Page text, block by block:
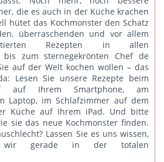
die es auch in der Küche krachen
hütet das Kochmonster den Schatz
überraschenden und vor allem
Rezepten in allen
bis zum sternegekrönten Chef de
auf der Welt kochen wollen – das
Lesen Sie unsere Rezepte beim
auf Ihrem Smartphone, am
Laptop, im Schlafzimmer auf dem
Küche auf Ihrem iPad. Und bitte
sie das neue Kochmonster finden.
Lassen Sie es uns wissen,
wir gerade in der totalen